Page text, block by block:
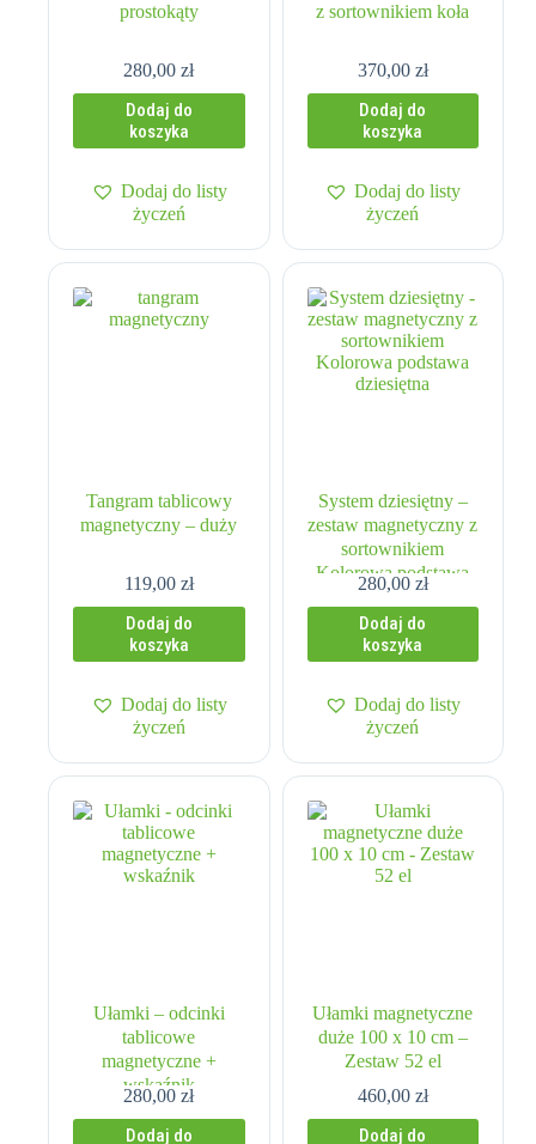
prostokąty
280,00zł
Dodaj do
koszyka
Dodaj do listy
życzeń
z sortownikiem koła
370,00 zł
Dodaj do
koszyka
Dodaj do listy
życzeń
Tangram tablicowy
magnetyczny – duży
119,00 zł
Dodaj do
koszyka
Dodaj do listy
życzeń
System dziesiętny –
zestaw magnetyczny z
sortownikiem
Kolorowa podstawa
dziesiętna
280,00 zł
Dodaj do
koszyka
Dodaj do listy
życzeń
Ułamki – odcinki
tablicowe
magnetyczne +
wskaźnik
280,00zł
Dodaj do
Ułamki magnetyczne
duże 100 x 10 cm –
Zestaw 52 el
460,00 zł
Dodaj do